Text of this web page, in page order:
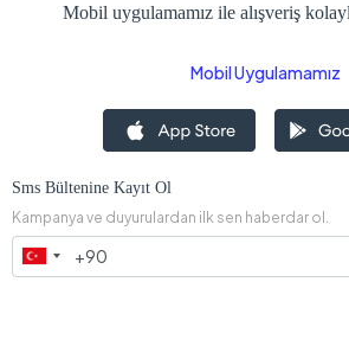
Mobil uygulamamız ile alışveriş
Mobil Uygulamamız
Sms Bültenine Kayıt Ol
Kampanya ve duyurulardan ilk sen haberdar ol.